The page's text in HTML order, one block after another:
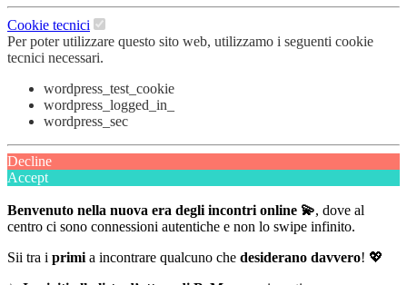
Cookie tecnici
Per poter utilizzare questo sito web, utilizzamo i seguenti cookie
tecnici necessari.
wordpress_test_cookie
wordpress_logged_in_
wordpress_sec
Decline
Accept
Benvenuto nella nuova era degli incontri online 💫, dove al
centro ci sono connessioni autentiche e non lo swipe infinito.
Sii tra i primi a incontrare qualcuno che desiderano davvero! 💖